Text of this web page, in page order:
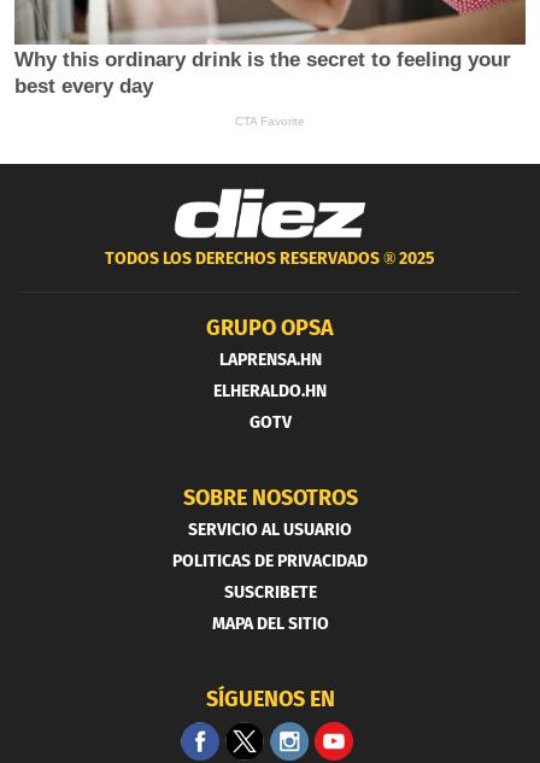
TODOS LOS DERECHOS RESERVADOS ®2025
GRUPO OPSA
LAPRENSA.HN
ELHERALDO.HN
GOTV
SOBRE NOSOTROS
SERVICIO AL USUARIO
POLITICAS DE PRIVACIDAD
SUSCRIBETE
MAPA DEL SITIO
SÍGUENOS EN